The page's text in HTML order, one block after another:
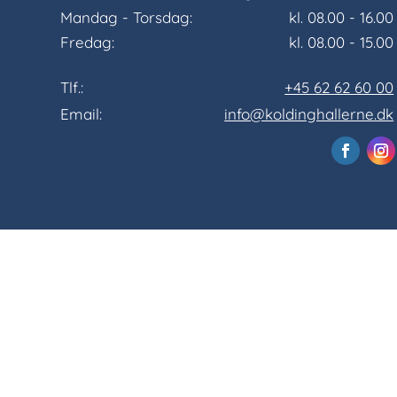
Mandag - Torsdag:
Fredag:
kl. 08.00 - 16.00
kl. 08.00 - 15.00
Tlf.:
+45 62 62 60 00
Email:
info@koldinghallerne.dk